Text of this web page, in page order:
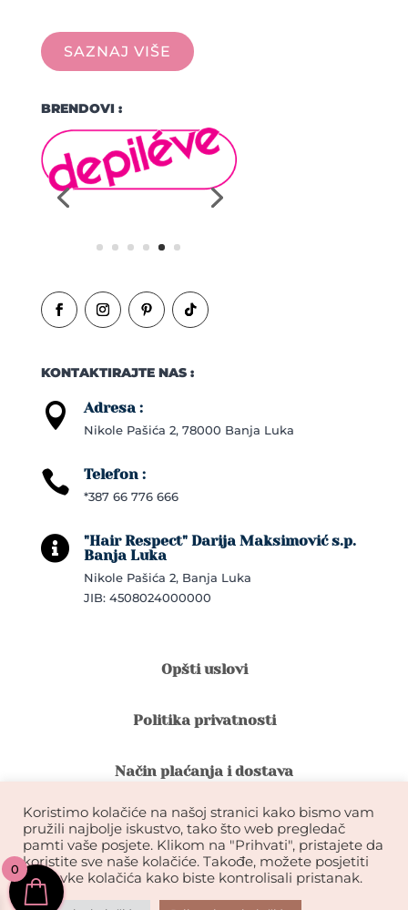
SAZNAJ VIŠE
BRENDOVI :
KONTAKTIRAJTE NAS :
 Adresa :
Nikole Pašića 2, 78000 Banja Luka
 Telefon :
*387 66 776 666

"Hair Respect" Darija Maksimović s.p.
Banja Luka
Nikole Pašića 2, Banja Luka
JIB: 4508024000000
Opšti uslovi
Politika privatnosti
Način plaćanja i dostava
Reklamacije i povrat robe
Garancija na kvalitet ekstenzija
Koristimo kolačiće na našoj stranici kako bismo vam
pružili najbolje iskustvo, tako što web pregledač
pamti vaše posjete. Klikom na "Prihvati", pristajete da
koristite sve naše kolačiće. Takođe, možete posjetiti
postavke kolačića kako biste kontrolisali pristanak.
0